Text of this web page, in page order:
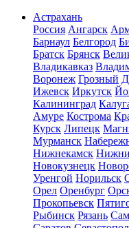
Астрахань
Россия Ангарск
Барнаул Белгород
Братск Брянск
Владикавказ
Воронеж Грозный
Ижевск Иркутск
Калининград
Амуре Кострома
Курск Липецк
Мурманск
Нижнекамск
Новокузнецк
Уренгой Норильск
Орел Оренбург
Прокопьевск
Рыбинск Рязань